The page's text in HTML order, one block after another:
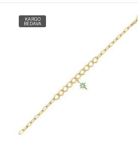
KARGO
BEDAVA